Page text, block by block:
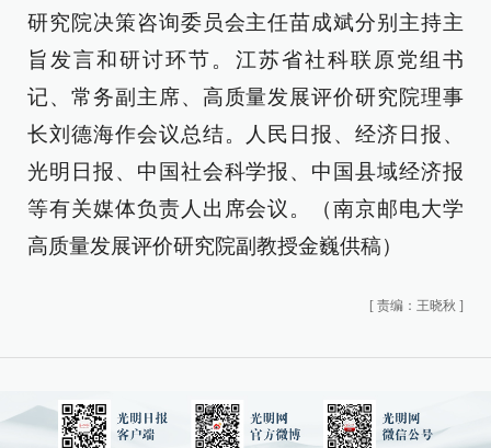
研究院决策咨询委员会主任苗成斌分别主持主
旨发言和研讨环节。江苏省社科联原党组书
记、常务副主席、高质量发展评价研究院理事
长刘德海作会议总结。人民日报、经济日报、
光明日报、中国社会科学报、中国县域经济报
等有关媒体负责人出席会议。（南京邮电大学
高质量发展评价研究院副教授金巍供稿）
[ 责编：王晓秋 ]